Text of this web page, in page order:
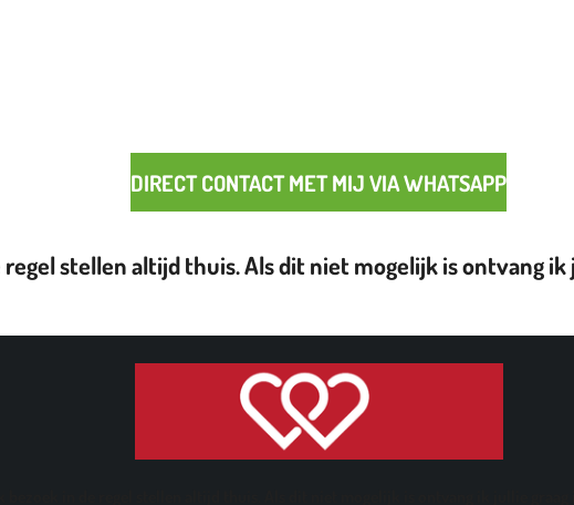
DIRECT CONTACT MET MIJ VIA WHATSAPP
stellen altijd thuis. Als dit niet mogelijk is ontvang ik